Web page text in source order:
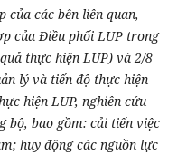
các bên liên quan,
của Điều phối LUP trong
thực hiện LUP) và 2/8
lý và tiến độ thực hiện
hiện LUP, nghiên cứu
bộ, bao gồm: cải tiến việc
huy động các nguồn lực